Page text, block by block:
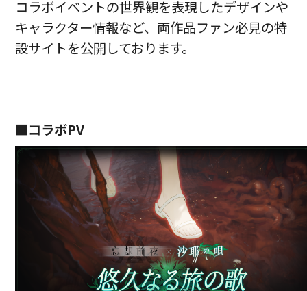
コラボイベントの世界観を表現したデザインや
キャラクター情報など、両作品ファン必見の特
設サイトを公開しております。
■コラボPV